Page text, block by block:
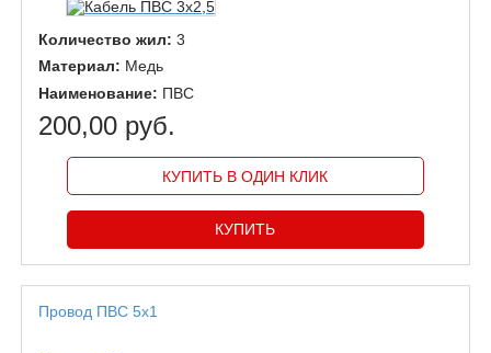
Количество жил: 3
Материал: Медь
Наименование: ПВС
200,00 руб.
КУПИТЬ В ОДИН КЛИК
Провод ПВС 5х1